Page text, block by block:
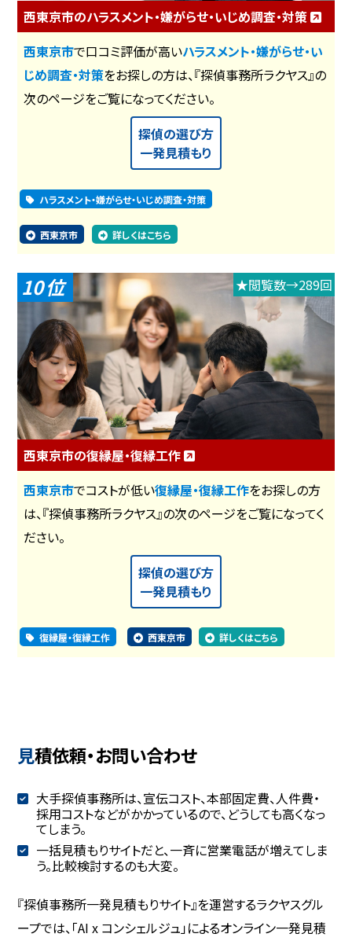
西東京市のハラスメント・嫌がらせ・いじめ調査・対策
西東京市で口コミ評価が高いハラスメント・嫌がらせ・い
じめ調査・対策をお探しの方は、『探偵事務所ラクヤス』の
次のページをご覧になってください。
探偵の選び方
一発見積もり
ハラスメント・嫌がらせ・いじめ調査・対策
西東京市 詳しくはこちら
10 ★閲覧数→289回
西東京市の復縁屋・復縁工作
西東京市でコストが低い復縁屋・復縁工作をお探しの方
は、『探偵事務所ラクヤス』の次のページをご覧になってく
ださい。
探偵の選び方
一発見積もり
復縁屋・復縁工作 西東京市 詳しくはこちら
見積依頼・お問い合わせ
大手探偵事務所は、宣伝コスト、本部固定費、人件費・
採用コストなどがかかっているので、どうしても高くなっ
てしまう。
一括見積もりサイトだと、一斉に営業電話が増えてしま
う。比較検討するのも大変。
『探偵事務所一発見積もりサイト』を運営するラクヤスグル
ープでは、「AI x コンシェルジュ」によるオンライン一発見積